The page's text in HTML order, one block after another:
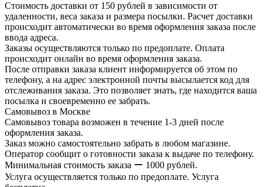
Стоимость доставки от 150 рублей в зависимости от
удаленности, веса заказа и размера посылки. Расчет доставки
происходит автоматически во время оформления заказа после
ввода адреса.
Заказы осуществляются только по предоплате. Оплата
происходит онлайн во время оформления заказа.
После отправки заказа клиент информируется об этом по
телефону, а на адрес электронной почты высылается код для
отслеживания заказа. Это позволяет знать, где находится ваша
посылка и своевременно ее забрать.
Самовывоз в Москве
Самовывоз товара возможен в течение 1-3 дней после
оформления заказа.
Заказ можно самостоятельно забрать в любом магазине.
Оператор сообщит о готовности заказа к выдаче по телефону.
Минимальная стоимость заказа ー 1000 рублей.
Услуга осуществляется только по предоплате. Услуга